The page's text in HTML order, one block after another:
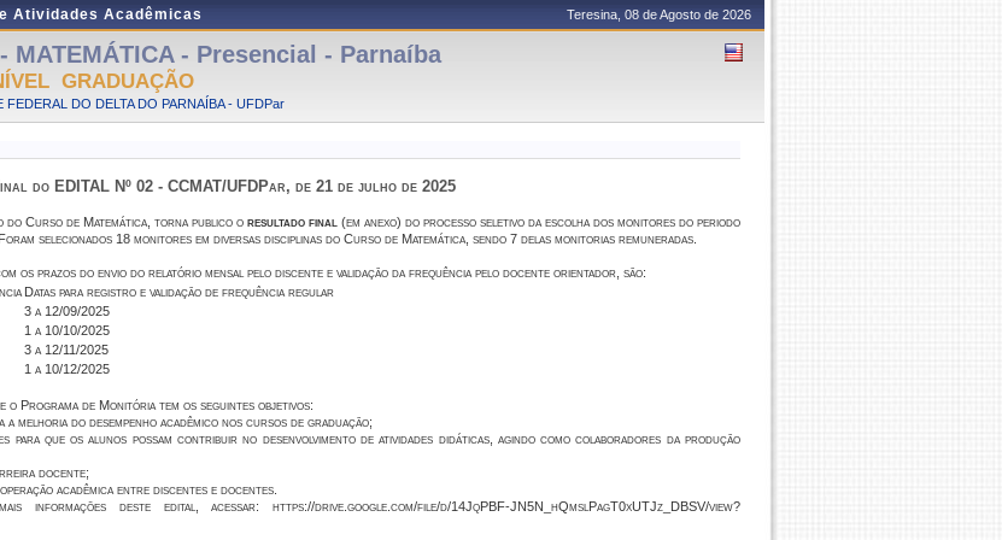
Atividades Acadêmicas Teresina, 08 de Agosto de 2026
MATEMÁTICA - Presencial - Parnaíba
GRADUAÇÃO
FEDERAL DO DELTA DO PARNAÍBA - UFDPar
do EDITAL Nº 02 - CCMAT/UFDPar, de 21 de julho de 2025
do Curso de Matemática, torna publico o resultado final (em anexo) do processo seletivo da escolha dos monitores do periodo
selecionados 18 monitores em diversas disciplinas do Curso de Matemática, sendo 7 delas monitorias remuneradas.
os prazos do envio do relatório mensal pelo discente e validação da frequência pelo docente orientador, são:
Datas para registro e validação de frequência regular
3 a 12/09/2025
1 a 10/10/2025
3 a 12/11/2025
1 a 10/12/2025
o Programa de Monitória tem os seguintes objetivos:
melhoria do desempenho acadêmico nos cursos de graduação;
para que os alunos possam contribuir no desenvolvimento de atividades didáticas, agindo como colaboradores da produção
docente;
acadêmica entre discentes e docentes.
informações deste edital, acessar: https://drive.google.com/file/d/14JqPBF-JN5N_hQmslPagT0xUTJz_DBSV/view?